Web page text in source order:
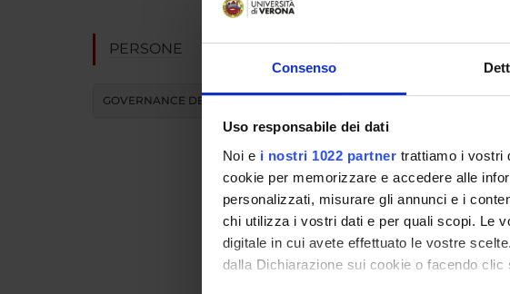
Consenso
Uso responsabile dei dati
Noi e i nostri 1022 partner trattiamo i vostri
cookie per memorizzare e accedere alle
personalizzati, misurare gli annunci e i
chi utilizza i vostri dati e per quali scopi. Le
digitale in cui avete effettuato le vostre
dalla Dichiarazione sui cookie o facendo
PERSONE
GOVERNANCE DELLA FACOLTÀ
Didattica 0